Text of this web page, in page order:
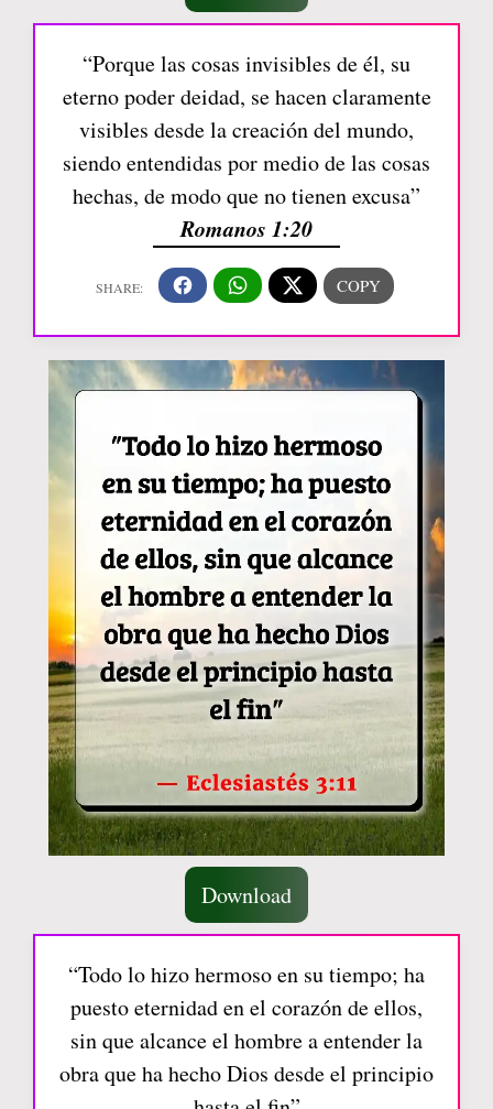
“Porque las cosas invisibles de él, su
eterno poder deidad, se hacen claramente
visibles desde la creación del mundo,
siendo entendidas por medio de las cosas
hechas, de modo que no tienen excusa”
Romanos 1:20
Download
“Todo lo hizo hermoso en su tiempo; ha
puesto eternidad en el corazón de ellos,
sin que alcance el hombre a entender la
obra que ha hecho Dios desde el principio